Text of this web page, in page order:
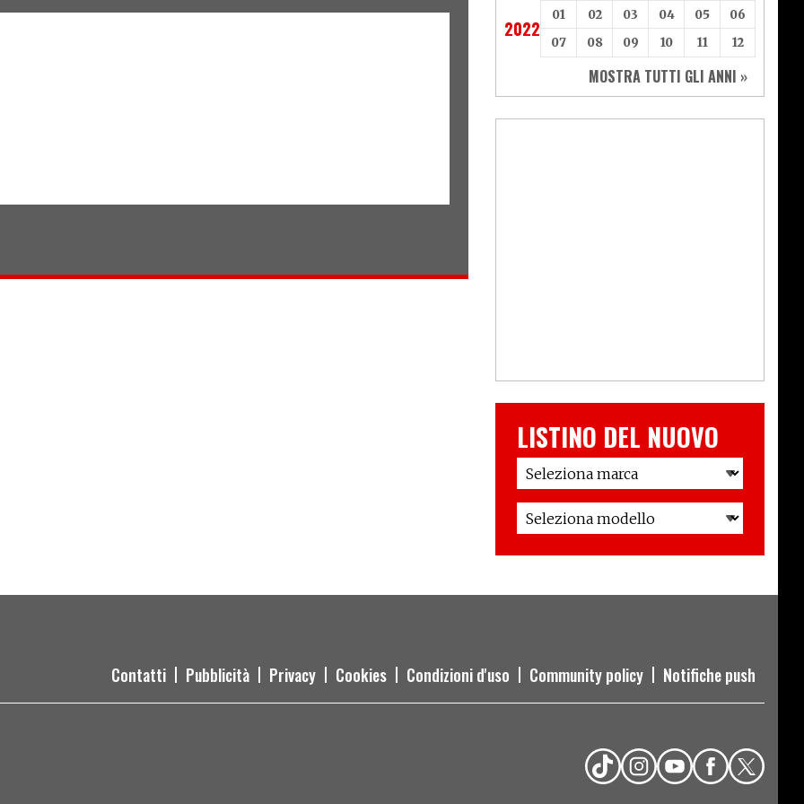
2022
01 02 03 04 05
06
07
08 09 10 11 12
MOSTRA TUTTI GLI ANNI »
LISTINO DEL NUOVO
Contatti Pubblicità Privacy Cookies Condizioni d'uso Community policy Notifiche push